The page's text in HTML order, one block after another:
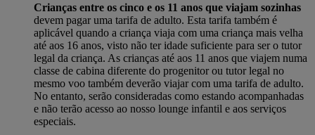
Crianças entre os cinco e os 11 anos que viajam sozinhas
devem pagar uma tarifa de adulto. Esta tarifa também é
aplicável quando a criança viaja com uma criança mais velha
até aos 16 anos, visto não ter idade suficiente para ser o tutor
legal da criança. As crianças até aos 11 anos que viajem numa
classe de cabina diferente do progenitor ou tutor legal no
mesmo voo também deverão viajar com uma tarifa de adulto.
No entanto, serão consideradas como estando acompanhadas
e não terão acesso ao nosso lounge infantil e aos serviços
especiais.